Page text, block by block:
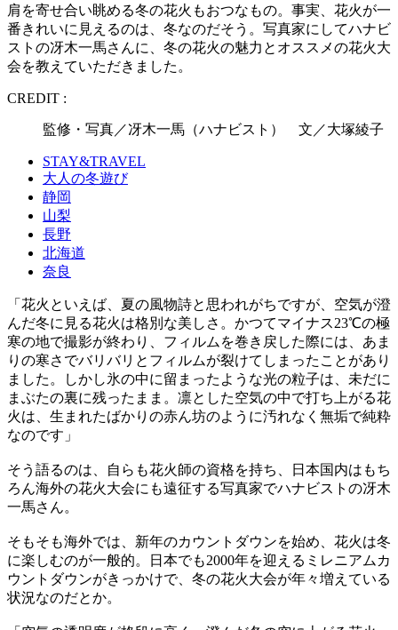
肩を寄せ合い眺める冬の花火もおつなもの。事実、花火が一
番きれいに見えるのは、冬なのだそう。写真家にしてハナビ
ストの冴木一馬さんに、冬の花火の魅力とオススメの花火大
会を教えていただきました。
CREDIT :
監修・写真／冴木一馬（ハナビスト） 文／大塚綾子
STAY&TRAVEL
大人の冬遊び
静岡
山梨
長野
北海道
奈良
「花火といえば、夏の風物詩と思われがちですが、空気が澄
んだ冬に見る花火は格別な美しさ。かつてマイナス23℃の極
寒の地で撮影が終わり、フィルムを巻き戻した際には、あま
りの寒さでバリバリとフィルムが裂けてしまったことがあり
ました。しかし氷の中に留まったような光の粒子は、未だに
まぶたの裏に残ったまま。凛とした空気の中で打ち上がる花
火は、生まれたばかりの赤ん坊のように汚れなく無垢で純粋
なのです」
そう語るのは、自らも花火師の資格を持ち、日本国内はもち
ろん海外の花火大会にも遠征する写真家でハナビストの冴木
一馬さん。
そもそも海外では、新年のカウントダウンを始め、花火は冬
に楽しむのが一般的。日本でも2000年を迎えるミレニアムカ
ウントダウンがきっかけで、冬の花火大会が年々増えている
状況なのだとか。